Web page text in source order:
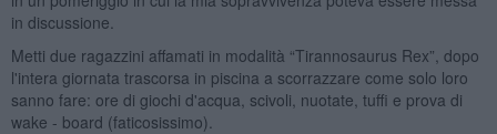
in discussione.
Metti due ragazzini affamati in modalità “Tirannosaurus Rex”, dopo
l'intera giornata trascorsa in piscina a scorrazzare come solo loro
sanno fare: ore di giochi d'acqua, scivoli, nuotate, tuffi e prova di
wake - board (faticosissimo).